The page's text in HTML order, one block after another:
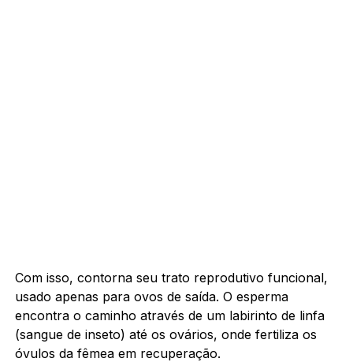
Com isso, contorna seu trato reprodutivo funcional,
usado apenas para ovos de saída. O esperma
encontra o caminho através de um labirinto de linfa
(sangue de inseto) até os ovários, onde fertiliza os
óvulos da fêmea em recuperação.